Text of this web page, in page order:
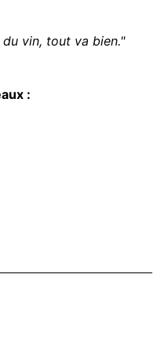
vin, tout va bien."
: